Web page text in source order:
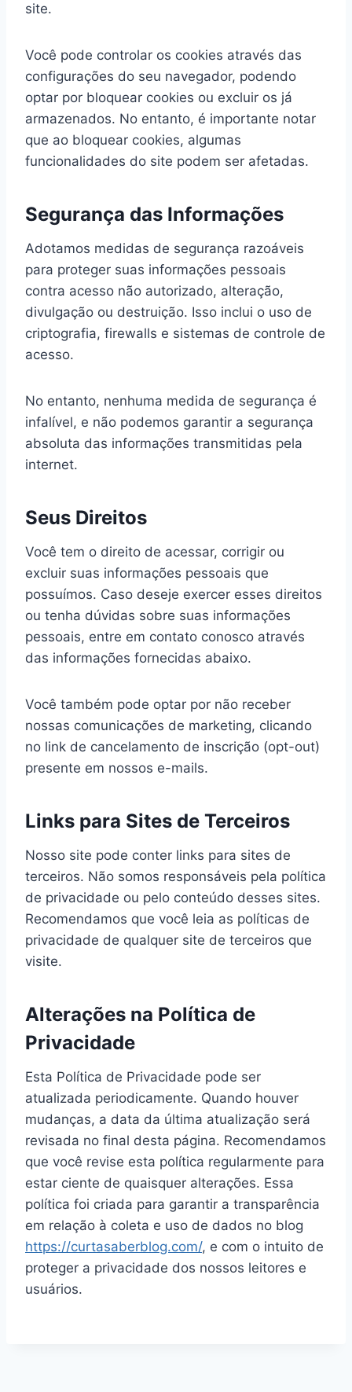
site.
Você pode controlar os cookies através das
configurações do seu navegador, podendo
optar por bloquear cookies ou excluir os já
armazenados. No entanto, é importante notar
que ao bloquear cookies, algumas
funcionalidades do site podem ser afetadas.
Segurança das Informações
Adotamos medidas de segurança razoáveis
para proteger suas informações pessoais
contra acesso não autorizado, alteração,
divulgação ou destruição. Isso inclui o uso de
criptografia, firewalls e sistemas de controle de
acesso.
No entanto, nenhuma medida de segurança é
infalível, e não podemos garantir a segurança
absoluta das informações transmitidas pela
internet.
Seus Direitos
Você tem o direito de acessar, corrigir ou
excluir suas informações pessoais que
possuímos. Caso deseje exercer esses direitos
ou tenha dúvidas sobre suas informações
pessoais, entre em contato conosco através
das informações fornecidas abaixo.
Você também pode optar por não receber
nossas comunicações de marketing, clicando
no link de cancelamento de inscrição (opt-out)
presente em nossos e-mails.
Links para Sites de Terceiros
Nosso site pode conter links para sites de
terceiros. Não somos responsáveis pela política
de privacidade ou pelo conteúdo desses sites.
Recomendamos que você leia as políticas de
privacidade de qualquer site de terceiros que
visite.
Alterações na Política de
Privacidade
Esta Política de Privacidade pode ser
atualizada periodicamente. Quando houver
mudanças, a data da última atualização será
revisada no final desta página. Recomendamos
que você revise esta política regularmente para
estar ciente de quaisquer alterações. Essa
política foi criada para garantir a transparência
em relação à coleta e uso de dados no blog
https://curtasaberblog.com/, e com o intuito de
proteger a privacidade dos nossos leitores e
usuários.